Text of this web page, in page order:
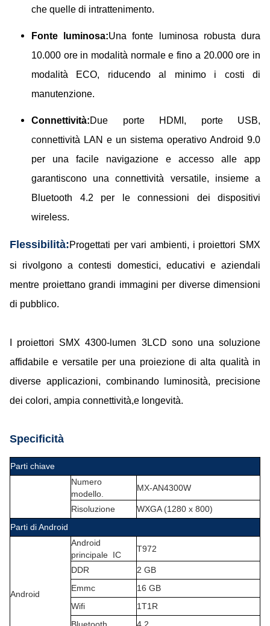
che quelle di intrattenimento.
Fonte luminosa:Una fonte luminosa robusta dura
10.000 ore in modalità normale e fino a 20.000 ore in
modalità ECO, riducendo al minimo i costi di
manutenzione.
Connettività:Due porte HDMI, porte USB,
connettività LAN e un sistema operativo Android 9.0
per una facile navigazione e accesso alle app
garantiscono una connettività versatile, insieme a
Bluetooth 4.2 per le connessioni dei dispositivi
wireless.
Flessibilità:Progettati per vari ambienti, i proiettori SMX
si rivolgono a contesti domestici, educativi e aziendali
mentre proiettano grandi immagini per diverse dimensioni
di pubblico.
I proiettori SMX 4300-lumen 3LCD sono una soluzione
affidabile e versatile per una proiezione di alta qualità in
diverse applicazioni, combinando luminosità, precisione
dei colori, ampia connettività,e longevità.
Specificità
Parti chiave
Numero
modello.
MX-AN4300W
Risoluzione
WXGA (1280 x 800)
Parti di Android
Android
Android
principale IC
T972
DDR
2 GB
Emmc
16 GB
Wifi
1T1R